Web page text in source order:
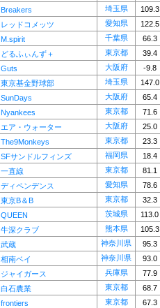
Breakers 埼玉県 109.3
レッドコメッツ 愛知県 122.5
M.spirit 千葉県 66.3
どるふぃんず＋ 東京都 39.4
Guts 大阪府 -9.8
東京基金野球部 埼玉県 147.0
SunDays 大阪府 65.4
Nyankees 東京都 71.6
エア・ウォーター 大阪府 25.0
The9Monkeys 東京都 23.3
SFサンドルフィンズ 福岡県 18.4
一直線 東京都 81.1
ディペンデンス 愛知県 78.6
東京B＆B 東京都 32.3
QUEEN 茨城県 113.0
牛深クラブ 熊本県 105.3
武蔵 神奈川県 95.3
相南ベイ 神奈川県 93.0
ジャイガース 兵庫県 77.9
白石農業 東京都 68.7
frontiers 東京都 67.3